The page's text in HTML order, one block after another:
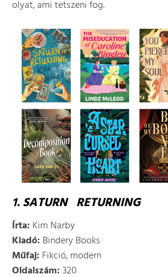
olyat, ami tetszeni fog.
1. SATURN RETURNING
Írta: Kim Narby
Kiadó: Bindery Books
Műfaj: Fikció, modern
Oldalszám:320